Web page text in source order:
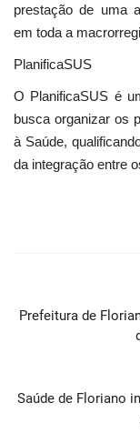
prestação de uma
em toda a
PlanificaSUS
O PlanificaSUS é
busca organizar os
à Saúde,
da integração entre
Prefeitura de
Saúde de Floriano